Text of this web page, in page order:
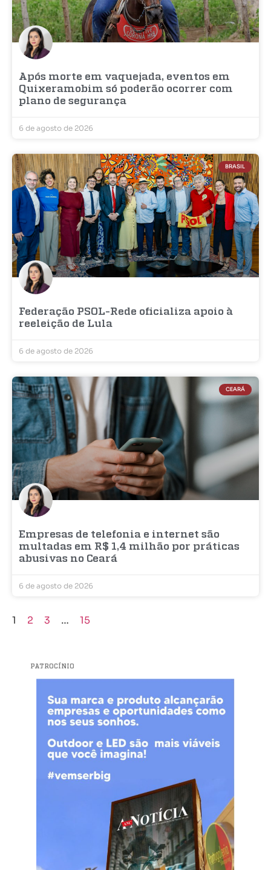
Após morte em vaquejada, eventos em
Quixeramobim só poderão ocorrer com
plano de segurança
6 de agosto de 2026
BRASIL
Federação PSOL-Rede oficializa apoio à
reeleição de Lula
6 de agosto de 2026
CEARÁ
Empresas de telefonia e internet são
multadas em R$ 1,4 milhão por práticas
abusivas no Ceará
6 de agosto de 2026
1 2 3 … 15
PATROCÍNIO